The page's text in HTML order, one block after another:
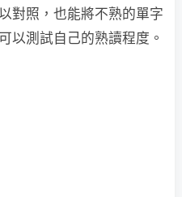
對照，也能將不熟的單字
以測試自己的熟讀程度。